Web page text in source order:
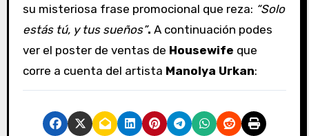
su misteriosa frase promocional que reza: “Solo
estás tú, y tus sueños”. A continuación podes
ver el poster de ventas de Housewife que
corre a cuenta del artista Manolya Urkan: